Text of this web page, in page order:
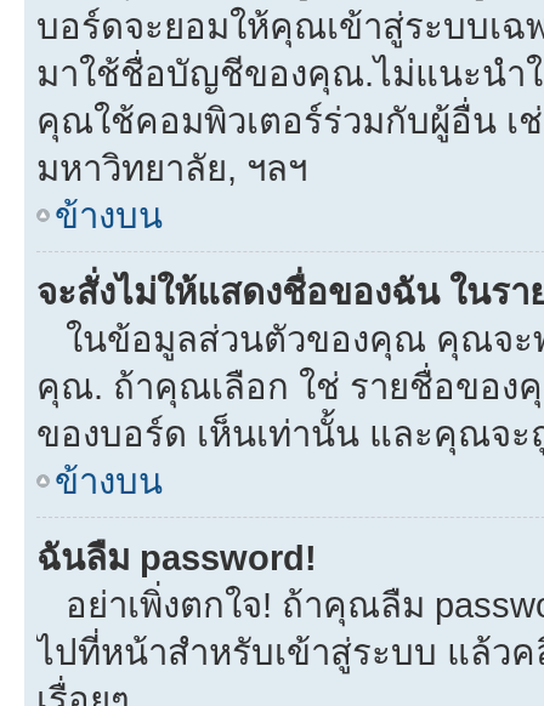
บอร์ดจะยอมให้คุณเข้าสู่ระบบเ
มาใช้ชื่อบัญชีของคุณ.ไม่แนะนำ
คุณใช้คอมพิวเตอร์ร่วมกับผู้อื่น เ
มหาวิทยาลัย, ฯลฯ
ข้างบน
จะสั่งไม่ให้แสดงชื่อของฉัน ในร
ในข้อมูลส่วนตัวของคุณ คุณจะ
คุณ. ถ้าคุณเลือก ใช่ รายชื่อของ
ของบอร์ด เห็นเท่านั้น และคุณจ
ข้างบน
ฉันลืม password!
อย่าเพิ่งตกใจ! ถ้าคุณลืม
ไปที่หน้าสำหรับเข้าสู่ระบบ แล้ว